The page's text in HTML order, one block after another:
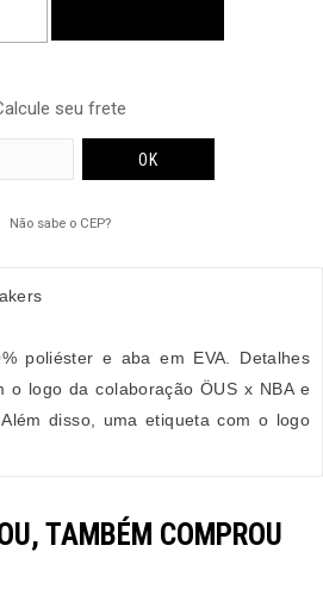
seu frete
Não sabe o CEP?
poliéster e aba em EVA. Detalhes
o logo da colaboração ÖUS x NBA e
disso, uma etiqueta com o logo
TAMBÉM COMPROU